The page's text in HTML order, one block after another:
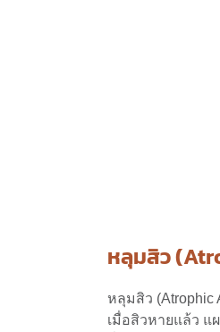
หลุมสิว
หลุมสิว (Atrophic
เมื่อสิวหายแล้ว แ